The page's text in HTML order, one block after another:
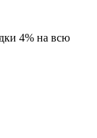
4% на всю